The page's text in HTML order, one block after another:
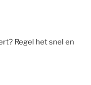
Regel het snel en